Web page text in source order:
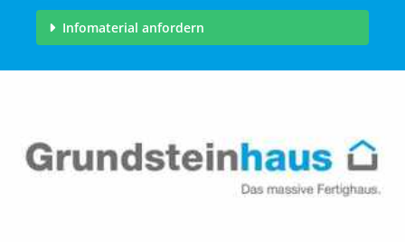
Infomaterial anfordern